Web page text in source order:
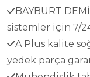
BAYBURT
sistemler için 7/
A Plus kalite
yedek parça